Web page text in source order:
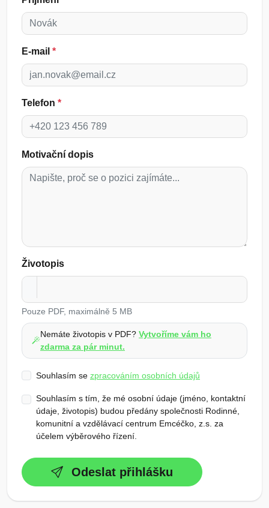
E-mail *
Telefon *
Motivační dopis
Životopis
Pouze PDF, maximálně 5 MB
Nemáte životopis v PDF? Vytvoříme vám ho
zdarma za pár minut.
Souhlasím se zpracováním osobních údajů
Souhlasím s tím, že mé osobní údaje (jméno, kontaktní
údaje, životopis) budou předány společnosti Rodinné,
komunitní a vzdělávací centrum Emcéčko, z.s. za
účelem výběrového řízení.
Odeslat přihlášku